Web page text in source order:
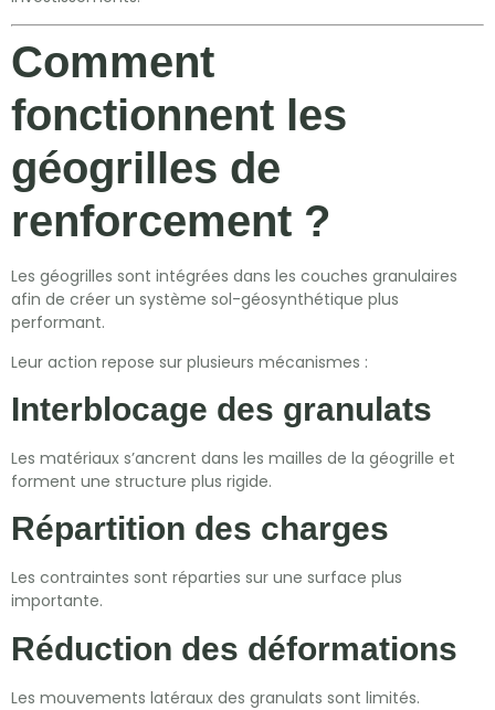
Comment
fonctionnent les
géogrilles de
renforcement ?
Les géogrilles sont intégrées dans les couches granulaires
afin de créer un système sol-géosynthétique plus
performant.
Leur action repose sur plusieurs mécanismes :
Interblocage des granulats
Les matériaux s’ancrent dans les mailles de la géogrille et
forment une structure plus rigide.
Répartition des charges
Les contraintes sont réparties sur une surface plus
importante.
Réduction des déformations
Les mouvements latéraux des granulats sont limités.